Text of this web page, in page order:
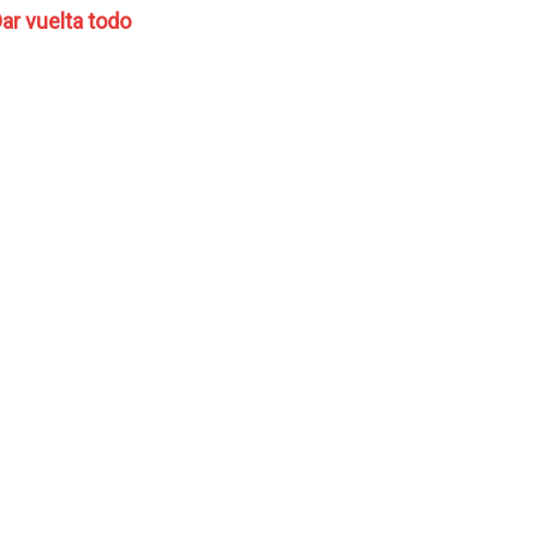
vuelta todo